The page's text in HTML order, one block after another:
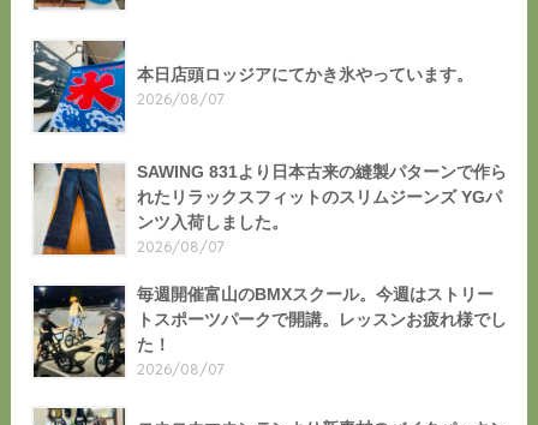
本日店頭ロッジアにてかき氷やっています。
2026/08/07
SAWING 831より日本古来の縫製パターンで作ら
れたリラックスフィットのスリムジーンズ YGパ
ンツ入荷しました。
2026/08/07
毎週開催富山のBMXスクール。今週はストリー
トスポーツパークで開講。レッスンお疲れ様でし
た！
2026/08/07